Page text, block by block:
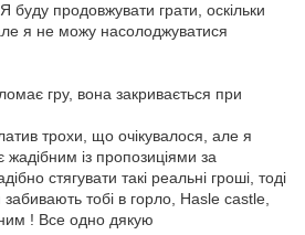
буду продовжувати грати, оскільки
я не можу насолоджуватися
гру, вона закривається при
трохи, що очікувалося, але я
із пропозиціями за
стягувати такі реальні гроші, тоді
тобі в горло, Hasle castle,
! Все одно дякую